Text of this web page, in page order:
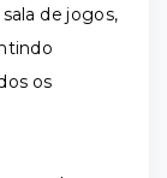
de jogos,
os